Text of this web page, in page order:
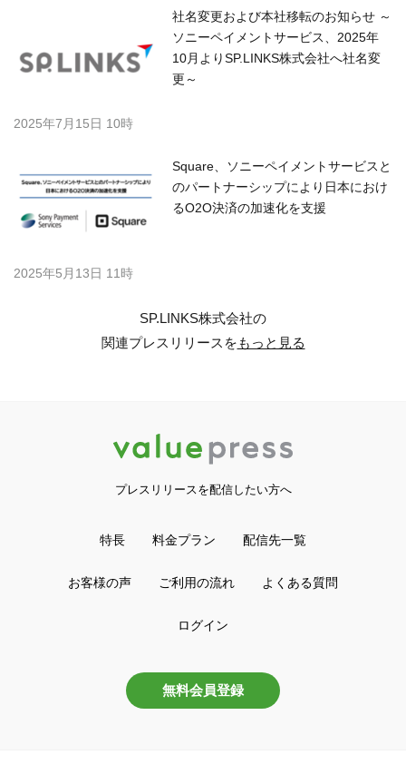
社名変更および本社移転のお知らせ ～
ソニーペイメントサービス、2025年
10月よりSP.LINKS株式会社へ社名変
更～
2025年7月15日 10時
Square、ソニーペイメントサービスと
のパートナーシップにより日本におけ
るO2O決済の加速化を支援
2025年5月13日 11時
SP.LINKS株式会社の
関連プレスリリースをもっと見る
プレスリリースを配信したい方へ
特長 料金プラン 配信先一覧
お客様の声 ご利用の流れ よくある質問
ログイン
無料会員登録